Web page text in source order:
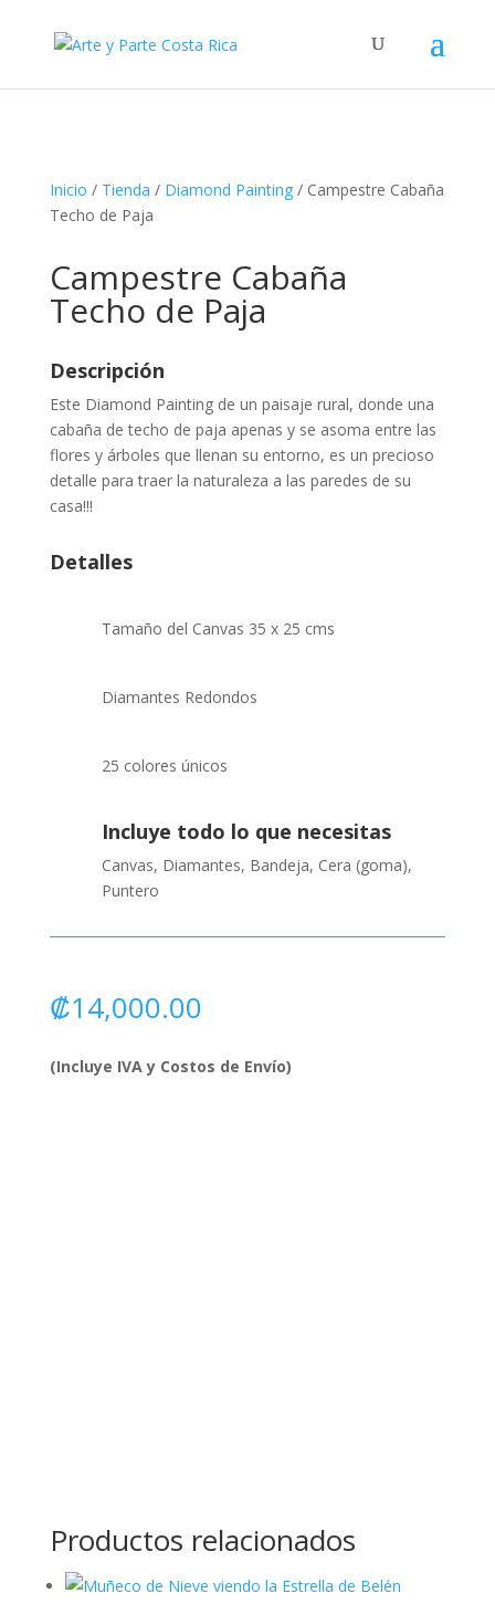
Inicio / Tienda / Diamond Painting/ Campestre Cabaña
Techo de Paja
Campestre Cabaña
Techo de Paja
Descripción
Este Diamond Painting de un paisaje rural, donde una
cabaña de techo de paja apenas y se asoma entre las
flores y árboles que llenan su entorno, es un precioso
detalle para traer la naturaleza a las paredes de su
casa!!!
Detalles
Tamaño del Canvas 35 x 25 cms
Diamantes Redondos
25 colores únicos
Incluye todo lo que necesitas
Canvas, Diamantes, Bandeja, Cera (goma),
Puntero
₡14,000.00
(Incluye IVA y Costos de Envío)
Productos relacionados